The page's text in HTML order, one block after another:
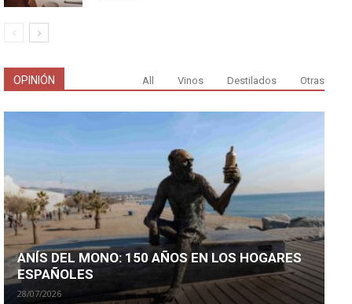
OPINIÓN All Vinos Destilados Otras
ANÍS DEL MONO: 150 AÑOS EN LOS HOGARES
ESPAÑOLES
28/07/2026